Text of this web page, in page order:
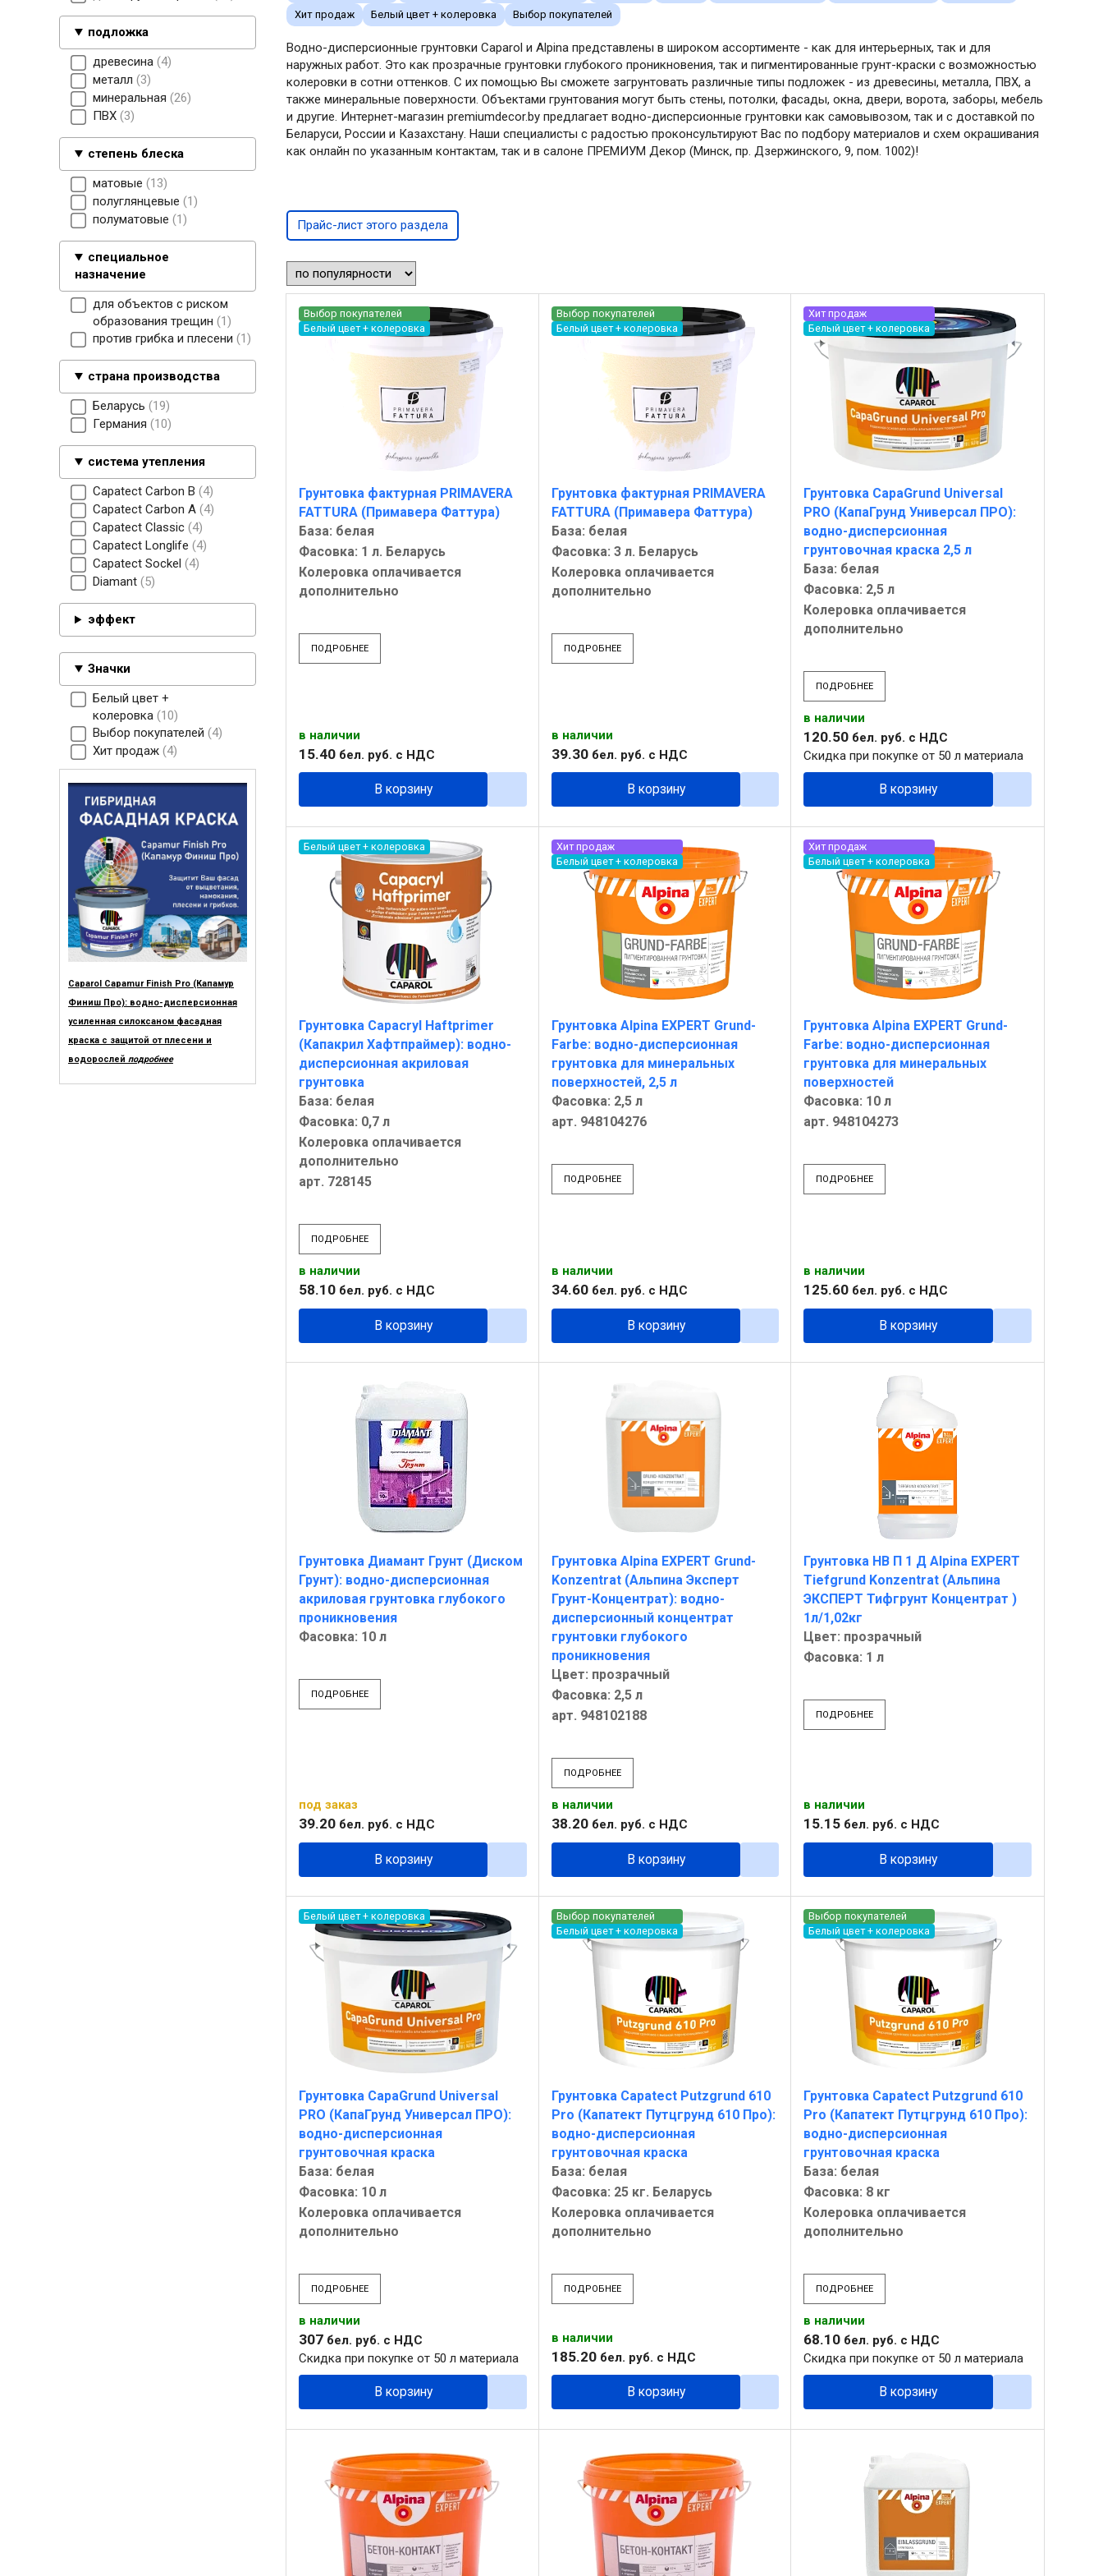
подложка
древесина 4
металл
3
минеральная 26
ПВХ 3
степень блеска
матовые
13
полуглянцевые
1
полуматовые
1
специальное
назначение
для объектов с риском
образования трещин
1
против грибка и плесени
1
страна производства
Беларусь
19
Германия
10
система утепления
Capatect Carbon B 4
Capatect Carbon А 4
Capatect Classic 4
Capatect Longlife 4
Capatect Sockel 4
Diamant 5
эффект
Значки
Белый цвет +
колеровка 10
Выбор покупателей 4
Хит продаж 4
Caparol Capamur Finish Pro (Капамур
Финиш Про): водно-дисперсионная
усиленная силоксаном фасадная
краска с защитой от плесени и
водорослей подробнее
Хит продаж
Белый цвет + колеровка Выбор покупателей
Водно-дисперсионные грунтовки Caparol и Alpina представлены в широком ассортименте - как для интерьерных, так и для
наружных работ. Это как прозрачные грунтовки глубокого проникновения, так и пигментированные грунт-краски с возможностью
колеровки в сотни оттенков. С их помощью Вы сможете загрунтовать различные типы подложек - из древесины, металла, ПВХ, а
также минеральные поверхности. Объектами грунтования могут быть стены, потолки, фасады, окна, двери, ворота, заборы, мебель
и другие. Интернет-магазин premiumdecor.by предлагает водно-дисперсионные грунтовки как самовывозом, так и с доставкой по
Беларуси, России и Казахстану. Наши специалисты с радостью проконсультируют Вас по подбору материалов и схем окрашивания
как онлайн по указанным контактам, так и в салоне ПРЕМИУМ Декор (Минск, пр. Дзержинского, 9, пом. 1002)!
Прайс-лист этого раздела
Выбор покупателей
Белый цвет + колеровка
Грунтовка фактурная PRIMAVERA
FATTURA (Примавера Фаттура)
База: белая
Фасовка: 1 л. Беларусь
Колеровка оплачивается
дополнительно
ПОДРОБНЕЕ
в наличии
15.40 бел. руб. с НДС
В корзину
Выбор покупателей
Белый цвет + колеровка
Грунтовка фактурная PRIMAVERA
FATTURA (Примавера Фаттура)
База: белая
Фасовка: 3 л. Беларусь
Колеровка оплачивается
дополнительно
ПОДРОБНЕЕ
в наличии
39.30бел. руб. с НДС
В корзину
Хит продаж
Белый цвет + колеровка
Грунтовка CapaGrund Universal
PRO (КапаГрунд Универсал ПРО):
водно-дисперсионная
грунтовочная краска 2,5 л
База: белая
Фасовка: 2,5 л
Колеровка оплачивается
дополнительно
ПОДРОБНЕЕ
в наличии
120.50 бел. руб. с НДС
Скидка при покупке от 50 л материала
В корзину
Белый цвет + колеровка
Грунтовка Capacryl Haftprimer
(Капакрил Хафтпраймер): водно-
дисперсионная акриловая
грунтовка
База: белая
Фасовка: 0,7 л
Колеровка оплачивается
дополнительно
арт. 728145
ПОДРОБНЕЕ
в наличии
58.10 бел. руб. с НДС
В корзину
Хит продаж
Белый цвет + колеровка
Грунтовка Alpina EXPERT Grund-
Farbe: водно-дисперсионная
грунтовка для минеральных
поверхностей, 2,5 л
Фасовка: 2,5 л
арт. 948104276
ПОДРОБНЕЕ
в наличии
34.60бел. руб. с НДС
В корзину
Хит продаж
Белый цвет + колеровка
Грунтовка Alpina EXPERT Grund-
Farbe: водно-дисперсионная
грунтовка для минеральных
поверхностей
Фасовка: 10 л
арт. 948104273
ПОДРОБНЕЕ
в наличии
125.60 бел. руб. с НДС
В корзину
Грунтовка Диамант Грунт (Диском
Грунт): водно-дисперсионная
акриловая грунтовка глубокого
проникновения
Фасовка: 10 л
ПОДРОБНЕЕ
под заказ
39.20 бел. руб. с НДС
В корзину
Грунтовка Alpina EXPERT Grund-
Konzentrat (Альпина Эксперт
Грунт-Концентрат): водно-
дисперсионный концентрат
грунтовки глубокого
проникновения
Цвет: прозрачный
Фасовка: 2,5 л
арт. 948102188
ПОДРОБНЕЕ
в наличии
38.20бел. руб. с НДС
В корзину
Грунтовка НВ П 1 Д Alpina EXPERT
Tiefgrund Konzentrat (Альпина
ЭКСПЕРТ Тифгрунт Концентрат )
1л/1,02кг
Цвет: прозрачный
Фасовка: 1 л
ПОДРОБНЕЕ
в наличии
15.15 бел. руб. с НДС
В корзину
Белый цвет + колеровка
Грунтовка CapaGrund Universal
PRO (КапаГрунд Универсал ПРО):
водно-дисперсионная
грунтовочная краска
База: белая
Фасовка: 10 л
Колеровка оплачивается
дополнительно
ПОДРОБНЕЕ
в наличии
307 бел. руб. с НДС
Скидка при покупке от 50 л материала
В корзину
Выбор покупателей
Белый цвет + колеровка
Грунтовка Capatect Putzgrund 610
Pro (Капатект Путцгрунд 610 Про):
водно-дисперсионная
грунтовочная краска
База: белая
Фасовка: 25 кг. Беларусь
Колеровка оплачивается
дополнительно
ПОДРОБНЕЕ
в наличии
185.20бел. руб. с НДС
В корзину
Выбор покупателей
Белый цвет + колеровка
Грунтовка Capatect Putzgrund 610
Pro (Капатект Путцгрунд 610 Про):
водно-дисперсионная
грунтовочная краска
База: белая
Фасовка: 8 кг
Колеровка оплачивается
дополнительно
ПОДРОБНЕЕ
в наличии
68.10 бел. руб. с НДС
Скидка при покупке от 50 л материала
В корзину